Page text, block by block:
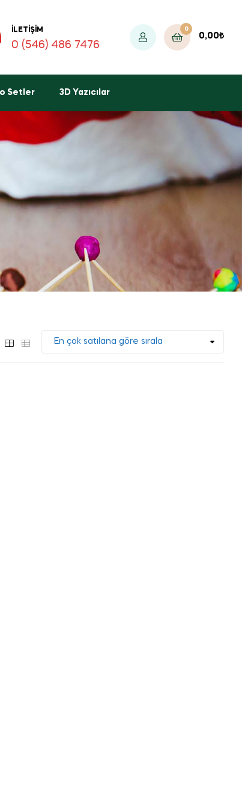
İLETIŞIM
0 (546) 486 7476
0
0,00₺
Setler 3D Yazıcılar